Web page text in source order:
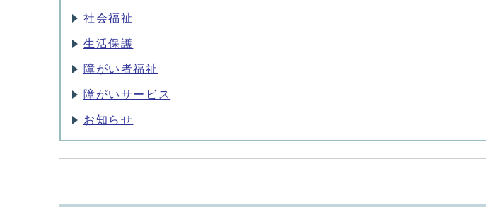
社会福祉
生活保護
障がい者福祉
障がいサービス
お知らせ